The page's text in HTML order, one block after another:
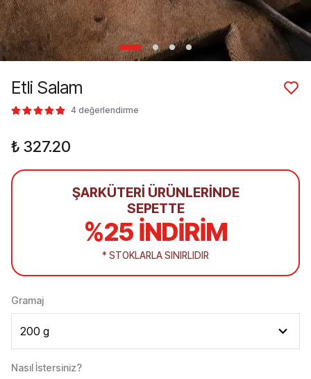
Etli Salam
4 değerlendirme
₺ 327.20
ŞARKÜTERİ ÜRÜNLERİNDE
SEPETTE
%25 İNDİRİM
* STOKLARLA SINIRLIDIR
Gramaj
Nasıl İstersiniz?